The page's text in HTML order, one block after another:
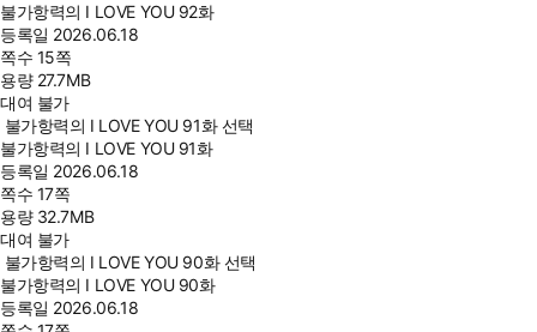
불가항력의 I LOVE YOU 92화
등록일 2026.06.18
쪽수 15쪽
용량 27.7MB
대여 불가
불가항력의 I LOVE YOU 91화 선택
불가항력의 I LOVE YOU 91화
등록일 2026.06.18
쪽수 17쪽
용량 32.7MB
대여 불가
불가항력의 I LOVE YOU 90화 선택
불가항력의 I LOVE YOU 90화
등록일 2026.06.18